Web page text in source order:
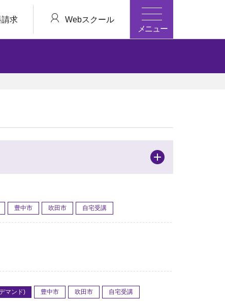
請求
Webスクール
メニュー
豊中市 吹田市 自宅受講
マンド) 豊中市 吹田市 自宅受講